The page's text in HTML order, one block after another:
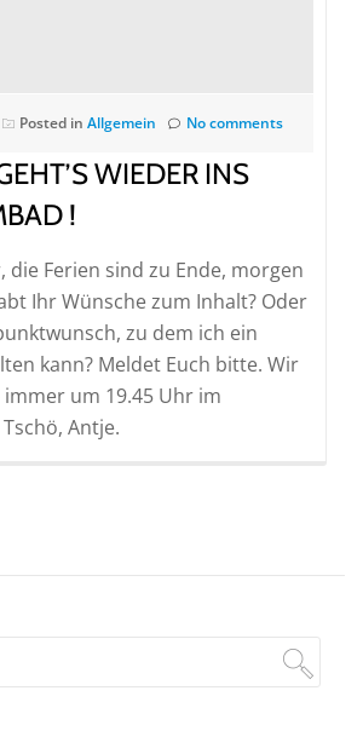
Posted in Allgemein No comments
WIEDER INS
!
die Ferien sind zu Ende, morgen
Ihr Wünsche zum Inhalt? Oder
zu dem ich ein
kann? Meldet Euch bitte. Wir
immer um 19.45 Uhr im
Antje.